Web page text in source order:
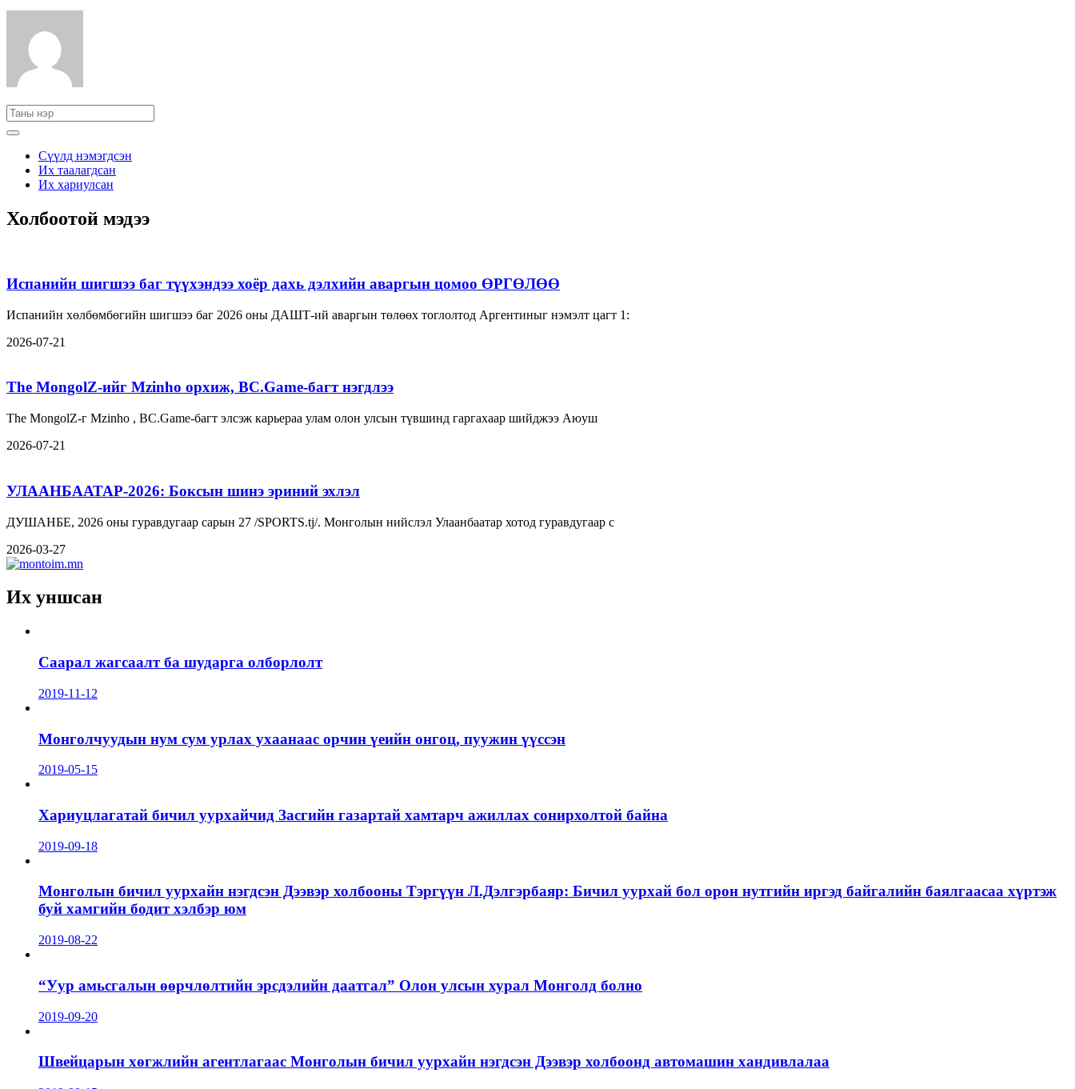
Сүүлд нэмэгдсэн
Их таалагдсан
Их хариулсан
Холбоотой мэдээ
Испанийн шигшээ баг түүхэндээ хоёр дахь дэлхийн аваргын цомоо ӨРГӨЛӨӨ
Испанийн хөлбөмбөгийн шигшээ баг 2026 оны ДАШТ-ий аваргын төлөөх тоглолтод Аргентиныг нэмэлт цагт 1:
2026-07-21
The MongolZ-ийг Mzinho орхиж, BC.Game-багт нэгдлээ
The MongolZ-г Mzinho , BC.Game-багт элсэж карьераа улам олон улсын түвшинд гаргахаар шийджээ Аюуш
2026-07-21
УЛААНБААТАР-2026: Боксын шинэ эриний эхлэл
ДУШАНБЕ, 2026 оны гуравдугаар сарын 27 /SPORTS.tj/. Монголын нийслэл Улаанбаатар хотод гуравдугаар с
2026-03-27
Их уншсан
Саарал жагсаалт ба шударга олборлолт
2019-11-12
Монголчуудын нум сум урлах ухаанаас орчин үеийн онгоц, пуужин үүссэн
2019-05-15
Хариуцлагатай бичил уурхайчид Засгийн газартай хамтарч ажиллах сонирхолтой байна
2019-09-18
Монголын бичил уурхайн нэгдсэн Дээвэр холбооны Тэргүүн Л.Дэлгэрбаяр: Бичил уурхай бол орон нутгийн иргэд байгалийн баялгаасаа хүртэж
буй хамгийн бодит хэлбэр юм
2019-08-22
“Уур амьсгалын өөрчлөлтийн эрсдэлийн даатгал” Олон улсын хурал Монголд болно
2019-09-20
Швейцарын хөгжлийн агентлагаас Монголын бичил уурхайн нэгдсэн Дээвэр холбоонд автомашин хандивлалаа